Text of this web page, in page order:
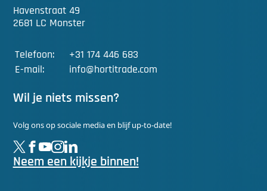
Havenstraat 49
2681 LC Monster
Telefoon:
+31 174 446 683
E-mail:
info@hortitrade.com
Wil je niets missen?
Volg ons op sociale media en blijf up-to-date!
Neem een kijkje binnen!